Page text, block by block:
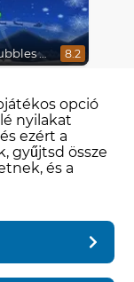
Smarty Bubbles X-Mas Edition 8.2
opció
nyilakat
ezért a
gyűjtsd össze
és a